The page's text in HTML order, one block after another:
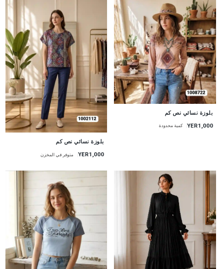
بلوزة نسائي نص كم
YER1,000 كمية محدودة
بلوزة نسائي نص كم
YER1,000 متوفر في المخزن